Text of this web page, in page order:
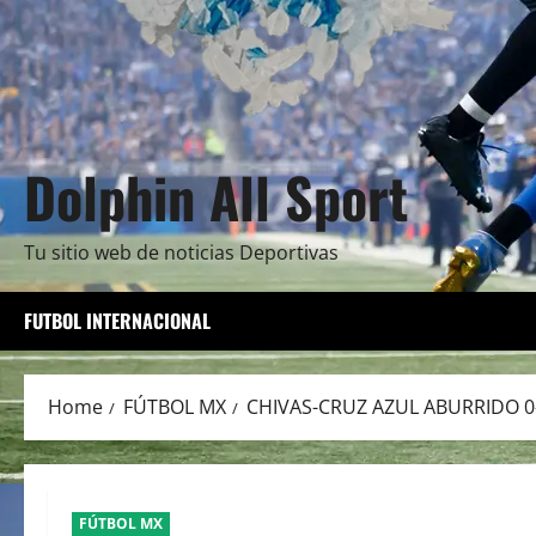
Dolphin All Sport
Tu sitio web de noticias Deportivas
FUTBOL INTERNACIONAL
Home FÚTBOL MX CHIVAS-CRUZ AZUL ABURRIDO
FÚTBOL MX